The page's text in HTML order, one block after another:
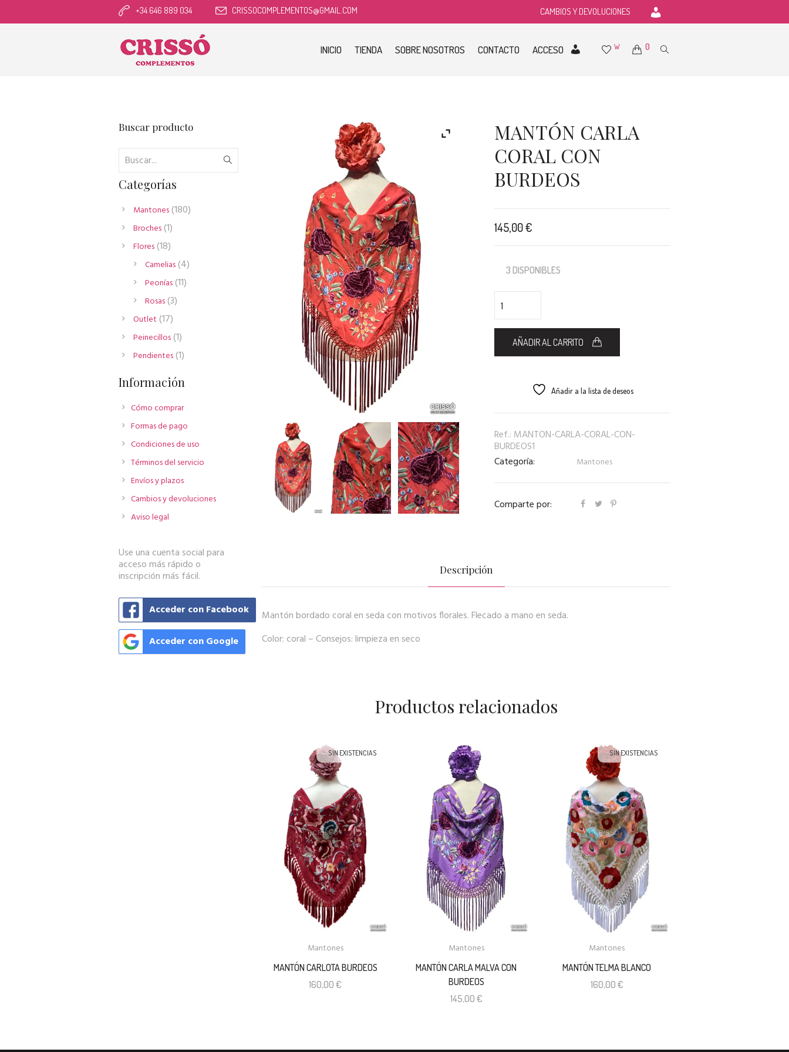
CAMBIOS Y DEVOLUCIONES
+34 646 889 034 CRISSOCOMPLEMENTOS@GMAIL.COM
0
W
INICIO TIENDA SOBRE NOSOTROS CONTACTO ACCESO
MANTÓN CARLA
CORAL CON
BURDEOS
145,00€
3 DISPONIBLES
AÑADIR AL CARRITO
Añadir a la lista de deseos
Ref.: MANTON-CARLA-CORAL-CON-
BURDEOS1
Categoría:
Mantones
Comparte por:
Descripción
Mantón bordado coral en seda con motivos florales. Flecado a mano en seda.
Color: coral – Consejos: limpieza en seco
Productos relacionados
SIN EXISTENCIAS
Mantones
MANTÓN CARLOTA BURDEOS
160,00 €
Mantones
MANTÓN CARLA MALVA CON
BURDEOS
145,00 €
SIN EXISTENCIAS
Mantones
MANTÓN TELMA BLANCO
160,00 €
Buscar producto
Categorías
Mantones 180180
Broches 11
producto
Flores 1818
productos
Camelias 44
Peonías 1111
Rosas 33
Outlet 1717
productos
Peinecillos 11
producto
Pendientes 11
Información
Cómo comprar
Formas de pago
Condiciones de uso
Términos del servicio
Envíos y plazos
Cambios y devoluciones
Aviso legal
Use una cuenta social para
acceso más rápido o
inscripción más fácil.
Acceder con Facebook
Acceder con Google